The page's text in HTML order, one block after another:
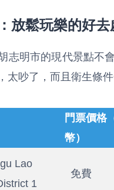
放鬆玩樂的好去
志明市的現代景點不
太吵了，而且衛生條
門票價格
幣）
Lao
1
免費